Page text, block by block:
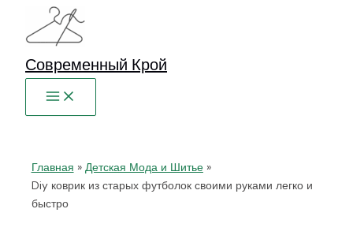
Перейти
содержимому
Современный Крой
Главная
Детская Мода и Шитье
Diy коврик из старых футболок своими руками легко и
быстро